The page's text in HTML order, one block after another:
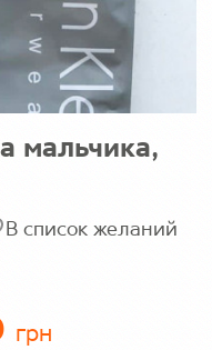
мальчика,
В список желаний
грн